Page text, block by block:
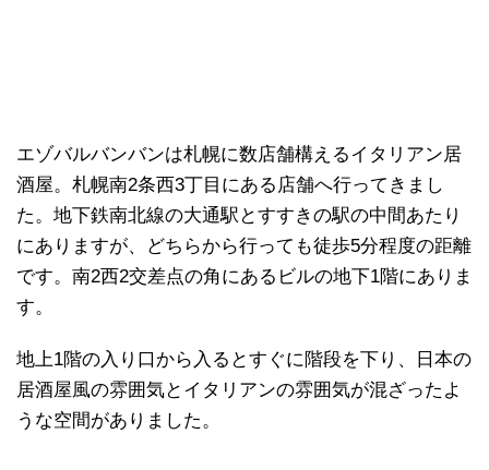
エゾバルバンバンは札幌に数店舗構えるイタリアン居
酒屋。札幌南2条西3丁目にある店舗へ行ってきまし
た。地下鉄南北線の大通駅とすすきの駅の中間あたり
にありますが、どちらから行っても徒歩5分程度の距離
です。南2西2交差点の角にあるビルの地下1階にありま
す。
地上1階の入り口から入るとすぐに階段を下り、日本の
居酒屋風の雰囲気とイタリアンの雰囲気が混ざったよ
うな空間がありました。